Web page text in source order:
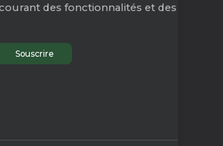
des fonctionnalités et des